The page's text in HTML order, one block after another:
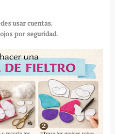
usar cuentas.
por seguridad.